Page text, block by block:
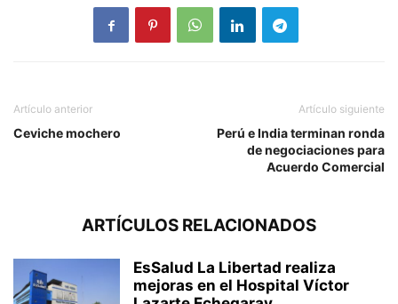
Artículo anterior
Ceviche mochero
Artículo siguiente
Perú e India terminan ronda
de negociaciones para
Acuerdo Comercial
ARTÍCULOS RELACIONADOS
EsSalud La Libertad realiza
mejoras en el Hospital Víctor